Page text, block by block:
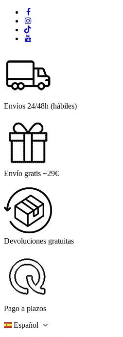
Envíos 24/48h (hábiles)
Envío gratis +29€
Devoluciones gratuitas
Pago a plazos
Español